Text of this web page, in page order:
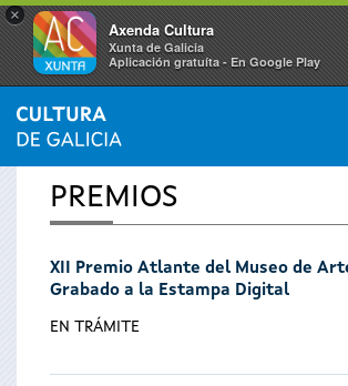
×
Axenda Cultura
Xunta de Galicia
Aplicación gratuíta - En Google Play
Se
encuentra
usted
aquí
INICIO
PREMIOS
XII Premio Atlante del Museo de
Grabado a la Estampa Digital
EN TRÁMITE